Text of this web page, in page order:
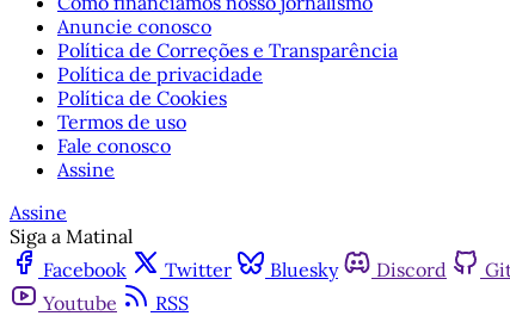
Anuncie conosco
Política de Correções e Transparência
Política de privacidade
Política de Cookies
Termos de uso
Fale conosco
Assine
Assine
Siga a Matinal
Facebook
Twitter Bluesky Discord
Youtube
RSS